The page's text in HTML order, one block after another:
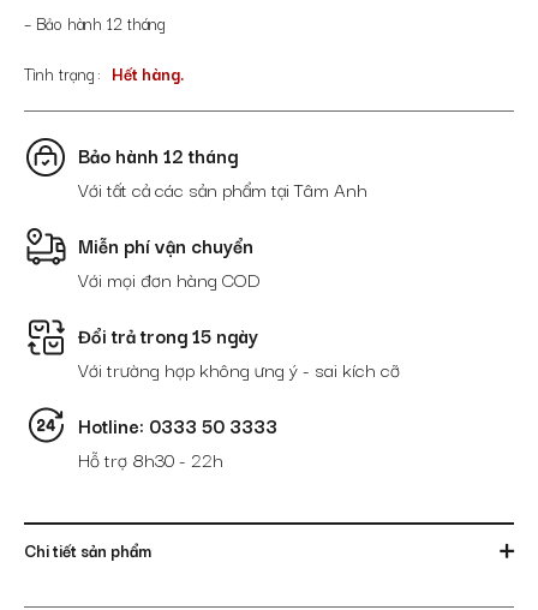
– Bảo hành 12 tháng
Tình trạng
Hết hàng.
Bảo hành 12 tháng
Với tất cả các sản phẩm tại Tâm Anh
Miễn phí vận chuyển
Với mọi đơn hàng COD
Đổi trả trong 15 ngày
Với trường hợp không ưng ý - sai kích cỡ
Hotline: 0333 50 3333
Hỗ trợ 8h30 - 22h
Chi tiết sản phẩm